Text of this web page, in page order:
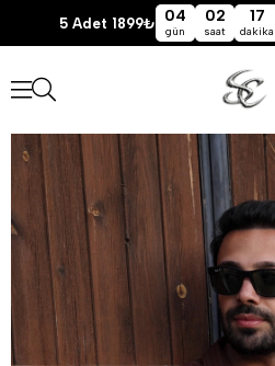
5 Adet 1899₺ 04
gün
02
saat
17
dakika